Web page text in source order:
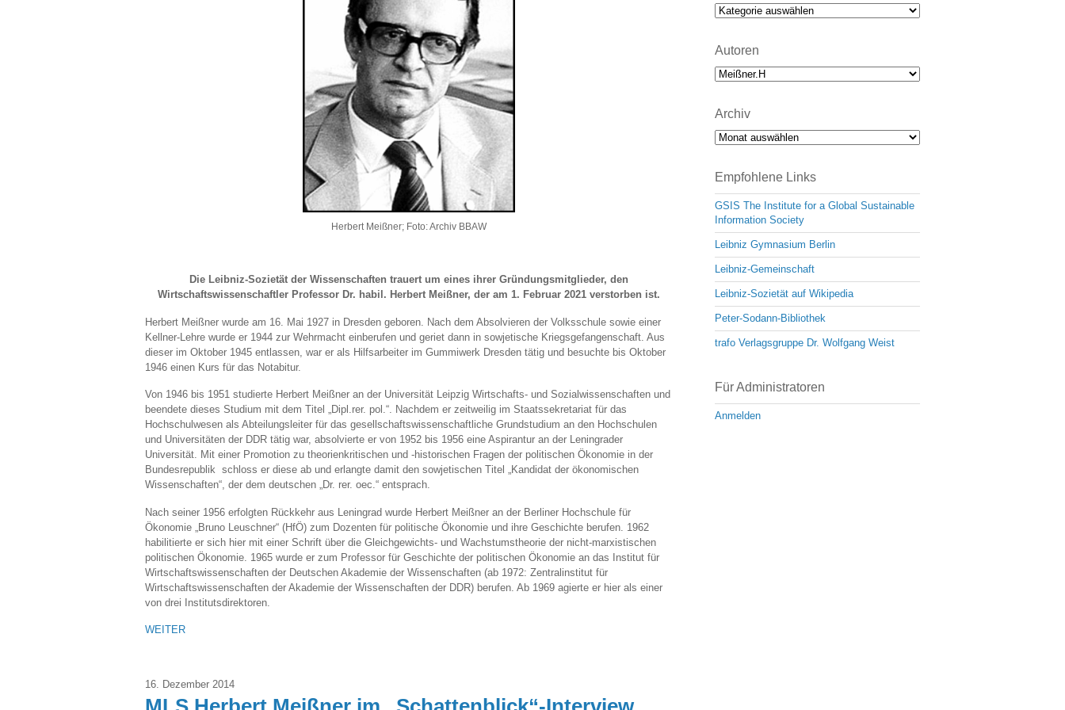
Herbert Meißner; Foto: Archiv BBAW
Die Leibniz-Sozietät der Wissenschaften trauert um eines ihrer Gründungsmitglieder, den
Wirtschaftswissenschaftler Professor Dr. habil. Herbert Meißner, der am 1. Februar 2021 verstorben ist.
Herbert Meißner wurde am 16. Mai 1927 in Dresden geboren. Nach dem Absolvieren der Volksschule sowie einer
Kellner-Lehre wurde er 1944 zur Wehrmacht einberufen und geriet dann in sowjetische Kriegsgefangenschaft. Aus
dieser im Oktober 1945 entlassen, war er als Hilfsarbeiter im Gummiwerk Dresden tätig und besuchte bis Oktober
1946 einen Kurs für das Notabitur.
Von 1946 bis 1951 studierte Herbert Meißner an der Universität Leipzig Wirtschafts- und Sozialwissenschaften und
beendete dieses Studium mit dem Titel „Dipl.rer. pol.“. Nachdem er zeitweilig im Staatssekretariat für das
Hochschulwesen als Abteilungsleiter für das gesellschaftswissenschaftliche Grundstudium an den Hochschulen
und Universitäten der DDR tätig war, absolvierte er von 1952 bis 1956 eine Aspirantur an der Leningrader
Universität. Mit einer Promotion zu theorienkritischen und -historischen Fragen der politischen Ökonomie in der
Bundesrepublik schloss er diese ab und erlangte damit den sowjetischen Titel „Kandidat der ökonomischen
Wissenschaften“, der dem deutschen „Dr. rer. oec.“ entsprach.
Nach seiner 1956 erfolgten Rückkehr aus Leningrad wurde Herbert Meißner an der Berliner Hochschule für
Ökonomie „Bruno Leuschner“ (HfÖ) zum Dozenten für politische Ökonomie und ihre Geschichte berufen. 1962
habilitierte er sich hier mit einer Schrift über die Gleichgewichts- und Wachstumstheorie der nicht-marxistischen
politischen Ökonomie. 1965 wurde er zum Professor für Geschichte der politischen Ökonomie an das Institut für
Wirtschaftswissenschaften der Deutschen Akademie der Wissenschaften (ab 1972: Zentralinstitut für
Wirtschaftswissenschaften der Akademie der Wissenschaften der DDR) berufen. Ab 1969 agierte er hier als einer
von drei Institutsdirektoren.
WEITER
16. Dezember 2014
eKategorien
Autoren
Archiv
Archiv
Empfohlene Links
GSIS The Institute for a Global Sustainable
Information Society
Leibniz Gymnasium Berlin
Leibniz-Gemeinschaft
Leibniz-Sozietät auf Wikipedia
Peter-Sodann-Bibliothek
trafo Verlagsgruppe Dr. Wolfgang Weist
Für Administratoren
Anmelden